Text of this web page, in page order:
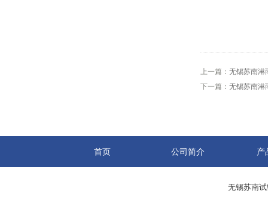
上一篇： 无锡苏南淋
下一篇： 无锡苏南淋
首页 公司简介 产
无锡苏南